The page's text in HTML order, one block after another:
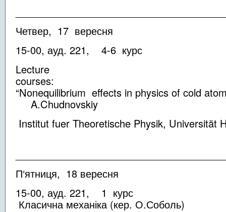
Четвер, 17 вересня
15-00, ауд. 221, 4-6 курс
Lecture
“Nonequilibrium effects in physics of cold
A.Chudnovskiy
Institut fuer Theoretische Physik, Universität
П‘ятниця, 18 вересня
15-00, ауд. 221, 1 курс
Класична механіка (кер. О.Соболь)